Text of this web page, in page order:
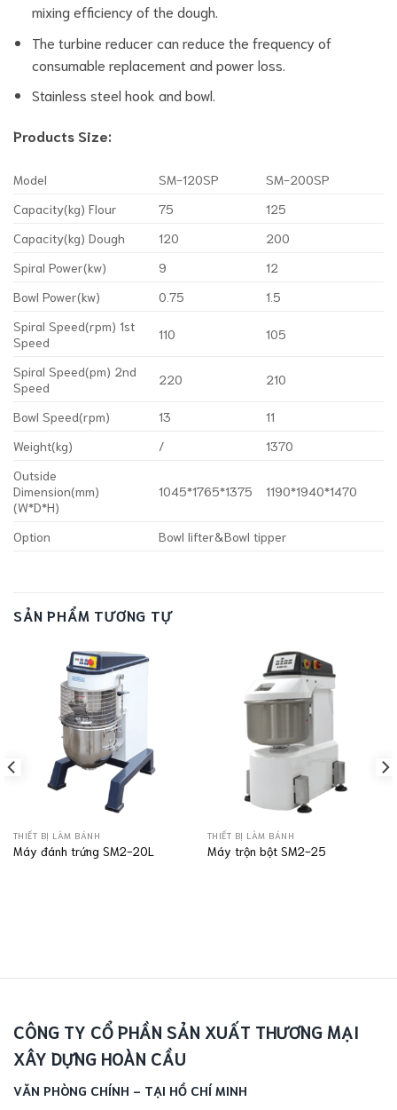
mixing efficiency of the dough.
The turbine reducer can reduce the frequency of
consumable replacement and power loss.
Stainless steel hook and bowl.
Products Size:
Model SM-120SP
SM-200SP
Capacity(kg) Flour
75
125
Capacity(kg) Dough
120
200
Spiral Power(kw)
9
12
Bowl Power(kw)
0.75
1.5
Spiral Speed(rpm) 1st
Speed
110 105
Spiral Speed(pm) 2nd
Speed
220 210
Bowl Speed(rpm) 13
11
Weight(kg)
/
1370
Outside
Dimension(mm)
(W*D*H)
1045*1765*1375 1190*1940*1470
Option Bowl lifter&Bowl tipper
SẢN PHẨM TƯƠNG TỰ
THIẾT BỊ LÀM BÁNH
Máy đánh trứng SM2-20L
THIẾT BỊ LÀM BÁNH
Máy trộn bột SM2-25
CÔNG TY CỔ PHẦN SẢN XUẤT THƯƠNG MẠI
XÂY DỰNG HOÀN CẦU
VĂN PHÒNG CHÍNH - TẠI HỒ CHÍ MINH